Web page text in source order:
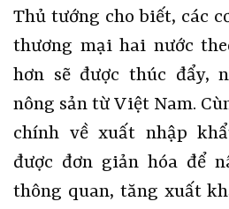
Thủ tướng cho biết, các
thương mại hai nước
hơn sẽ được thúc đẩy,
nông sản từ Việt Nam.
chính về xuất nhập
được đơn giản hóa để
thông quan, tăng xuất